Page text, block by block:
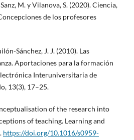
M. y Vilanova, S. (2020). Ciencia,
de los profesores
Sánchez, J. J. (2010). Las
Aportaciones para la formación
Interuniversitaria de
13(3), 17–25.
of the research into
of teaching. Learning and
https://doi.org/10.1016/s0959-